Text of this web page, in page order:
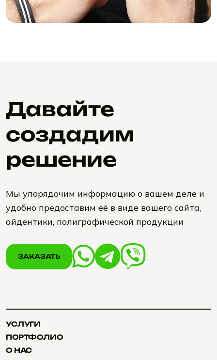
Давайте
создадим
решение
Мы упорядочим информацию о вашем деле и
удобно предоставим её в виде вашего сайта,
айдентики, полиграфической продукции
ЗАКАЗАТЬ
УСЛУГИ
ПОРТФОЛИО
О НАС